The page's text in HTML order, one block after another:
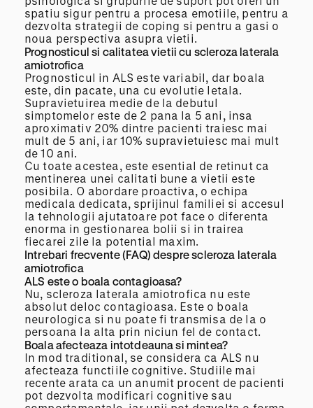
spatiu sigur pentru a procesa emotiile, pentru a
dezvolta strategii de coping si pentru a gasi o
noua perspectiva asupra vietii.
Prognosticul si calitatea vietii cu scleroza laterala
amiotrofica
Prognosticul in ALS este variabil, dar boala
este, din pacate, una cu evolutie letala.
Supravietuirea medie de la debutul
simptomelor este de 2 pana la 5 ani, insa
aproximativ 20% dintre pacienti traiesc mai
mult de 5 ani, iar 10% supravietuiesc mai mult
de 10 ani.
Cu toate acestea, este esential de retinut ca
mentinerea unei calitati bune a vietii este
posibila. O abordare proactiva, o echipa
medicala dedicata, sprijinul familiei si accesul
la tehnologii ajutatoare pot face o diferenta
enorma in gestionarea bolii si in trairea
fiecarei zile la potential maxim.
Intrebari frecvente (FAQ) despre scleroza laterala
amiotrofica
ALS este o boala contagioasa?
Nu, scleroza laterala amiotrofica nu este
absolut deloc contagioasa. Este o boala
neurologica si nu poate fi transmisa de la o
persoana la alta prin niciun fel de contact.
Boala afecteaza intotdeauna si mintea?
In mod traditional, se considera ca ALS nu
afecteaza functiile cognitive. Studiile mai
recente arata ca un anumit procent de pacienti
pot dezvolta modificari cognitive sau